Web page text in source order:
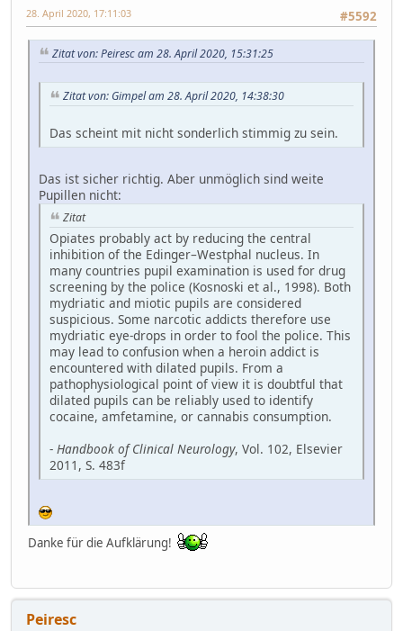
#5592
28. April 2020, 17:11:03
Zitat von: Peiresc am 28. April 2020, 15:31:25
Zitat von: Gimpel am 28. April 2020, 14:38:30
Das scheint mit nicht sonderlich stimmig zu sein.
Das ist sicher richtig. Aber unmöglich sind weite
Pupillen nicht:
Zitat
Opiates probably act by reducing the central
inhibition of the Edinger–Westphal nucleus. In
many countries pupil examination is used for drug
screening by the police (Kosnoski et al., 1998). Both
mydriatic and miotic pupils are considered
suspicious. Some narcotic addicts therefore use
mydriatic eye-drops in order to fool the police. This
may lead to confusion when a heroin addict is
encountered with dilated pupils. From a
pathophysiological point of view it is doubtful that
dilated pupils can be reliably used to identify
cocaine, amfetamine, or cannabis consumption.
- Handbook of Clinical Neurology, Vol. 102, Elsevier
2011, S. 483f
Danke für die Aufklärung!
Peiresc